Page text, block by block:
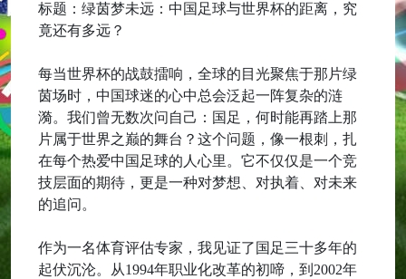
标题：绿茵梦未远：中国足球与世界杯的距离，究
竟还有多远？
每当世界杯的战鼓擂响，全球的目光聚焦于那片绿
茵场时，中国球迷的心中总会泛起一阵复杂的涟
漪。我们曾无数次问自己：国足，何时能再踏上那
片属于世界之巅的舞台？这个问题，像一根刺，扎
在每个热爱中国足球的人心里。它不仅仅是一个竞
技层面的期待，更是一种对梦想、对执着、对未来
的追问。
作为一名体育评估专家，我见证了国足三十多年的
起伏沉沦。从1994年职业化改革的初啼，到2002年